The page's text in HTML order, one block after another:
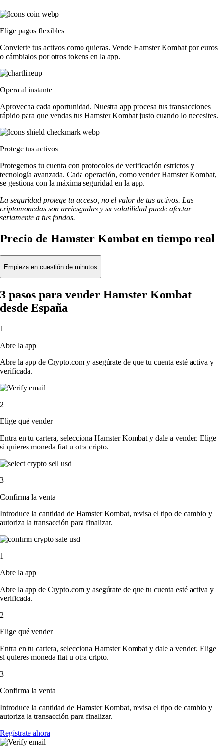
Elige pagos flexibles
Convierte tus activos como quieras. Vende Hamster Kombat por euros
o cámbialos por otros tokens en la app.
Opera al instante
Aprovecha cada oportunidad. Nuestra app procesa tus transacciones
rápido para que vendas tus Hamster Kombat justo cuando lo necesites.
Protege tus activos
Protegemos tu cuenta con protocolos de verificación estrictos y
tecnología avanzada. Cada operación, como vender Hamster Kombat,
se gestiona con la máxima seguridad en la app.
La seguridad protege tu acceso, no el valor de tus activos. Las
criptomonedas son arriesgadas y su volatilidad puede afectar
seriamente a tus fondos.
Precio de Hamster Kombat en tiempo real
Empieza en cuestión de minutos
3 pasos para vender Hamster Kombat
desde España
1
Abre la app
Abre la app de Crypto.com y asegúrate de que tu cuenta esté activa y
verificada.
2
Elige qué vender
Entra en tu cartera, selecciona Hamster Kombat y dale a vender. Elige
si quieres moneda fiat u otra cripto.
3
Confirma la venta
Introduce la cantidad de Hamster Kombat, revisa el tipo de cambio y
autoriza la transacción para finalizar.
1
Abre la app
Abre la app de Crypto.com y asegúrate de que tu cuenta esté activa y
verificada.
2
Elige qué vender
Entra en tu cartera, selecciona Hamster Kombat y dale a vender. Elige
si quieres moneda fiat u otra cripto.
3
Confirma la venta
Introduce la cantidad de Hamster Kombat, revisa el tipo de cambio y
autoriza la transacción para finalizar.
Regístrate ahora